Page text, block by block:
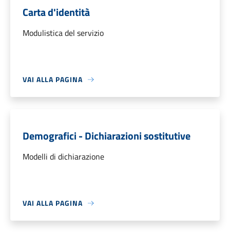
Carta d'identità
Modulistica del servizio
VAI ALLA PAGINA
Demografici - Dichiarazioni sostitutive
Modelli di dichiarazione
VAI ALLA PAGINA